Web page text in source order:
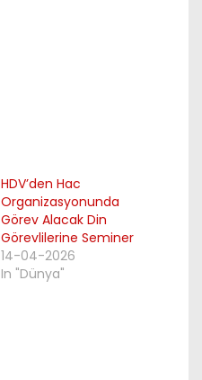
HDV’den Hac
Organizasyonunda
Görev Alacak Din
Görevlilerine Seminer
14-04-2026
In "Dünya"